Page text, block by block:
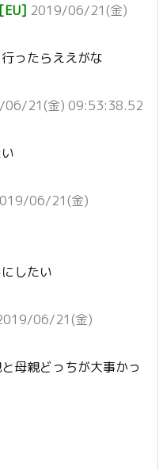
2019/06/21(金)
ったらええがな
06/21(金) 09:53:38.52
06/21(金)
したい
06/21(金)
母親どっちが大事かっ